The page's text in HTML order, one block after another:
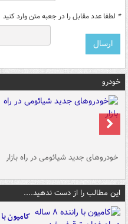
* لطفا عدد مقابل را در جعبه متن وارد کنید
خودرو
خودروهای جدید شیائومی در راه بازار
این مطالب را از دست ندهید....
کامیون با راننده ۸ ساله